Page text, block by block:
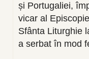
și Portugaliei,
vicar al
Sfânta Liturghie
a serbat în mod